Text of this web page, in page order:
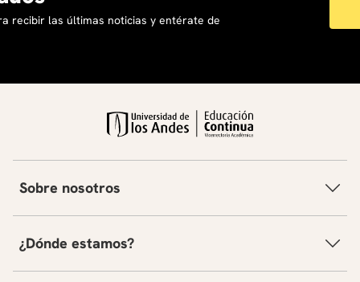
recibir las últimas noticias y entérate de
Sobre nosotros
¿Dónde estamos?